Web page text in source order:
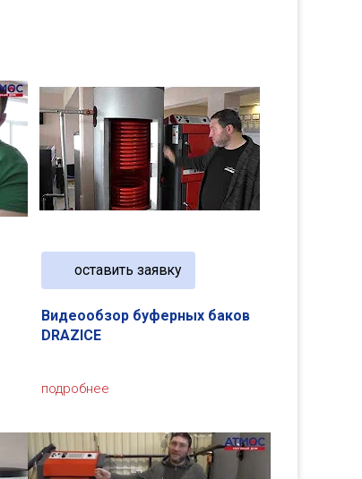
Видеообзор буферных баков
DRAZICE
подробнее
оставить заявку